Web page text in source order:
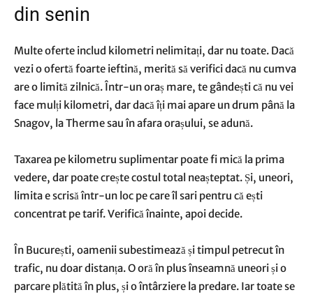
din senin
Multe oferte includ kilometri nelimitați, dar nu toate. Dacă
vezi o ofertă foarte ieftină, merită să verifici dacă nu cumva
are o limită zilnică. Într-un oraș mare, te gândești că nu vei
face mulți kilometri, dar dacă îți mai apare un drum până la
Snagov, la Therme sau în afara orașului, se adună.
Taxarea pe kilometru suplimentar poate fi mică la prima
vedere, dar poate crește costul total neașteptat. Și, uneori,
limita e scrisă într-un loc pe care îl sari pentru că ești
concentrat pe tarif. Verifică înainte, apoi decide.
În București, oamenii subestimează și timpul petrecut în
trafic, nu doar distanța. O oră în plus înseamnă uneori și o
parcare plătită în plus, și o întârziere la predare. Iar toate se